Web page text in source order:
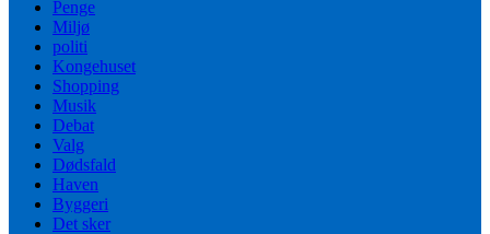
Penge
Miljø
politi
Kongehuset
Shopping
Musik
Debat
Valg
Dødsfald
Haven
Byggeri
Det sker